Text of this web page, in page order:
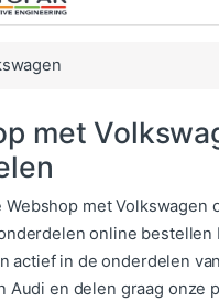
met
Webshop met Volkswagen
online bestellen
actief in de onderdelen
Audi en delen graag onze